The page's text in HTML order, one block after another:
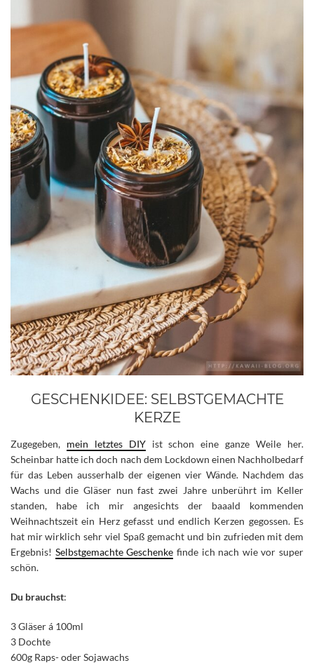
GESCHENKIDEE: SELBSTGEMACHTE
KERZE
Zugegeben, mein letztes DIYist schon eine ganze Weile her.
Scheinbar hatte ich doch nach dem Lockdown einen Nachholbedarf
für das Leben ausserhalb der eigenen vier Wände. Nachdem das
Wachs und die Gläser nun fast zwei Jahre unberührt im Keller
standen, habe ich mir angesichts der baaald kommenden
Weihnachtszeit ein Herz gefasst und endlich Kerzen gegossen. Es
hat mir wirklich sehr viel Spaß gemacht und bin zufrieden mit dem
Ergebnis! Selbstgemachte Geschenke finde ich nach wie vor super
schön.
Du brauchst:
3 Gläser á 100ml
3 Dochte
600g Raps- oder Sojawachs